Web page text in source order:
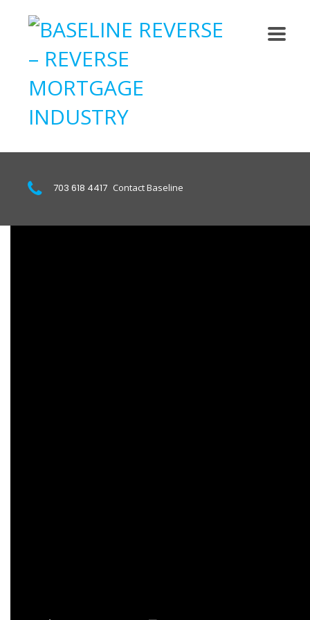
703 618 4417 Contact Baseline